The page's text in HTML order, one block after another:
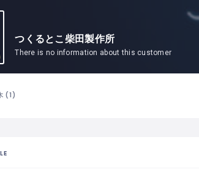
つくるとこ柴田製作所
There is no information about this customer
(1)